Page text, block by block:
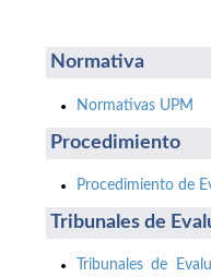
Normativa
Normativas UPM
Procedimiento
Procedimiento de
Tribunales de
Tribunales de